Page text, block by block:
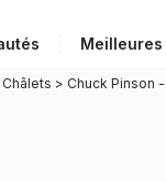
Meilleures
> Chuck Pinson